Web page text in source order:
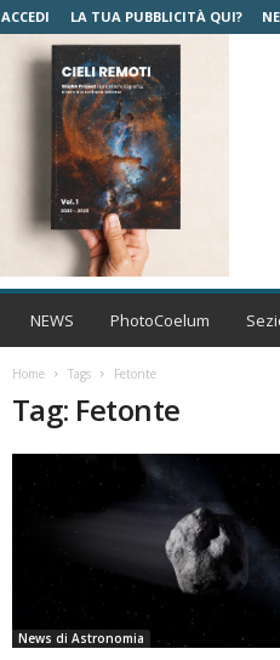
ACCEDI LA TUA PUBBLICITÀ QUI?
C
r
o
o
i
NEWS PhotoCoelum
Home Tags Fetonte
Tag: Fetonte
News di Astronomia